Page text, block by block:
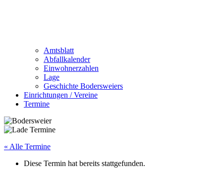
Amtsblatt
Abfallkalender
Einwohnerzahlen
Lage
Geschichte Bodersweiers
Einrichtungen / Vereine
Termine
« Alle Termine
Diese Termin hat bereits stattgefunden.